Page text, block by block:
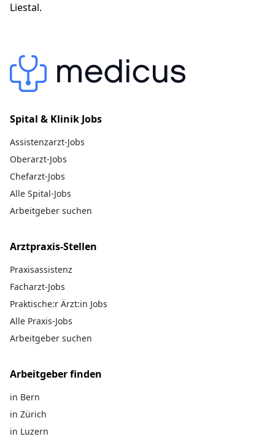
Liestal.
Spital & Klinik Jobs
Assistenzarzt-Jobs
Oberarzt-Jobs
Chefarzt-Jobs
Alle Spital-Jobs
Arbeitgeber suchen
Arztpraxis-Stellen
Praxisassistenz
Facharzt-Jobs
Praktische:r Ärzt:in Jobs
Alle Praxis-Jobs
Arbeitgeber suchen
Arbeitgeber finden
in Bern
in Zürich
in Luzern